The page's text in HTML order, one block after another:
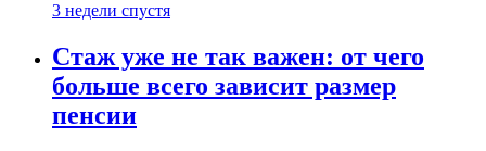
3 недели спустя
Стаж уже не так важен: от чего
больше всего зависит размер
пенсии